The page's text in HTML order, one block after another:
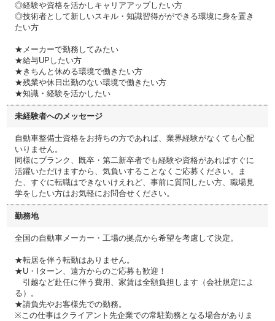
◎経験や資格を活かしキャリアアップしたい方
◎技術者として新しいスキル・知識習得がができる環境に身を置き
たい方
★メーカーで勤務してみたい
★給与UPしたい方
★きちんと休める環境で働きたい方
★残業や休日出勤のない環境で働きたい方
★知識・経験を活かしたい
未経験者へのメッセージ
自動車整備士資格をお持ちの方であれば、業界経験がなくても心配
いりません。
同様にブランク、既卒・第二新卒者でも経験や資格があればすぐに
活躍いただけますから、気負いすることなくご応募ください。ま
た、すぐに転職はできないけえれど、事前に質問したい方、職場見
学をしたい方はお気軽にお問合せください。
勤務地
全国の自動車メーカー・工場の拠点から希望を考慮して決定。
★転居を伴う転勤はありません。
★U・Iターン、遠方からのご応募も歓迎！
引越など赴任に伴う費用、家賃は全額負担します（会社規定によ
る）。
★請負先やお客様先での勤務。
※この仕事はクライアント先企業での常駐勤務となる場合がありま